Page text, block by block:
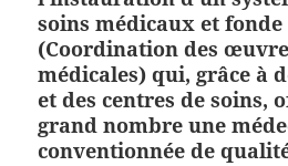
soins médicaux et fonde
(Coordination des
médicales) qui, grâce à
et des centres de soins,
grand nombre une
conventionnée de